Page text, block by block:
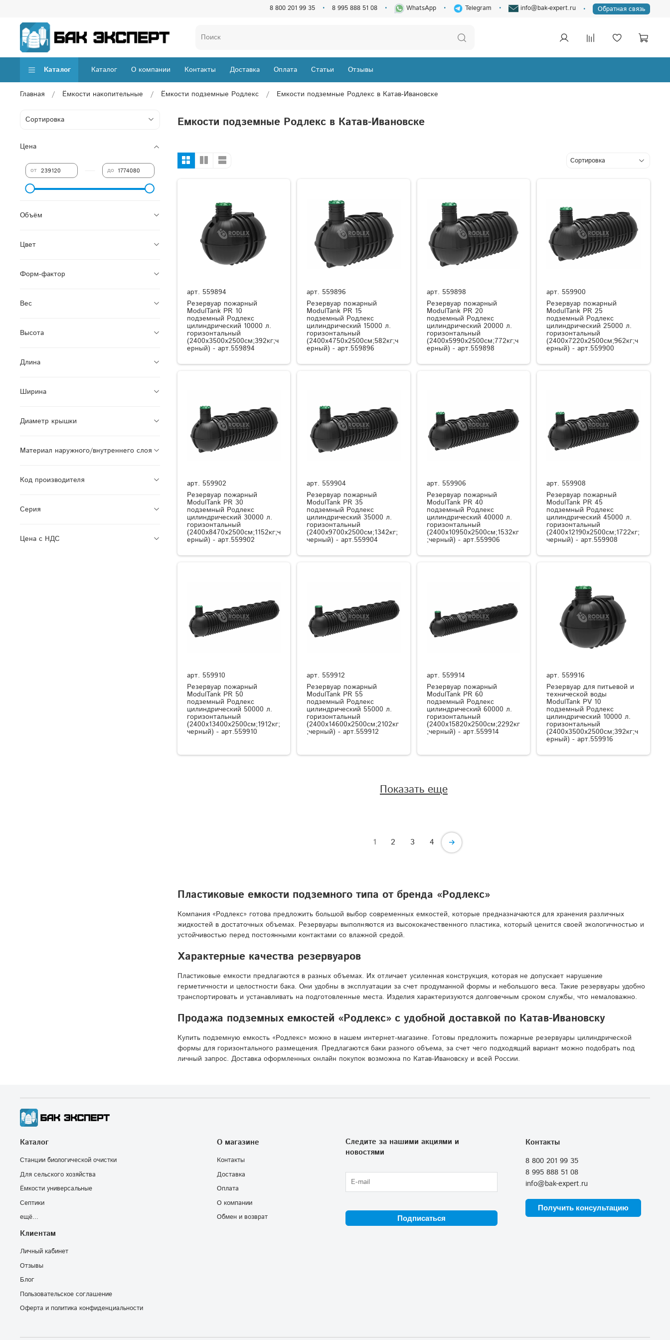
8 800 201 99 35 8 995 888 51 08 WhatsApp Telegram info@bak-expert.ru Обратная связь
Каталог Каталог О компании Контакты Доставка Оплата Статьи Отзывы
Главная Ёмкости накопительные Ёмкости подземные Родлекс Емкости подземные Родлекс в Катав-Ивановске
Емкости подземные Родлекс в Катав-Ивановске
арт. 559894
Резервуар пожарный
ModulTank PR 10
подземный Родлекс
цилиндрический 10000 л.
горизонтальный
(2400x3500x2500см;392кг;ч
ерный) - арт.559894
арт. 559896
Резервуар пожарный
ModulTank PR 15
подземный Родлекс
цилиндрический 15000 л.
горизонтальный
(2400x4750x2500см;582кг;ч
ерный) - арт.559896
арт. 559898
Резервуар пожарный
ModulTank PR 20
подземный Родлекс
цилиндрический 20000 л.
горизонтальный
(2400x5990x2500см;772кг;ч
ерный) - арт.559898
арт. 559900
Резервуар пожарный
ModulTank PR 25
подземный Родлекс
цилиндрический 25000 л.
горизонтальный
(2400x7220x2500см;962кг;ч
ерный) - арт.559900
арт. 559902
Резервуар пожарный
ModulTank PR 30
подземный Родлекс
цилиндрический 30000 л.
горизонтальный
(2400x8470x2500см;1152кг;ч
ерный) - арт.559902
арт. 559904
Резервуар пожарный
ModulTank PR 35
подземный Родлекс
цилиндрический 35000 л.
горизонтальный
(2400x9700x2500см;1342кг;
черный) - арт.559904
арт. 559906
Резервуар пожарный
ModulTank PR 40
подземный Родлекс
цилиндрический 40000 л.
горизонтальный
(2400x10950x2500см;1532кг
;черный) - арт.559906
арт. 559908
Резервуар пожарный
ModulTank PR 45
подземный Родлекс
цилиндрический 45000 л.
горизонтальный
(2400x12190x2500см;1722кг;
черный) - арт.559908
арт. 559910
Резервуар пожарный
ModulTank PR 50
подземный Родлекс
цилиндрический 50000 л.
горизонтальный
(2400x13400x2500см;1912кг;
черный) - арт.559910
арт. 559912
Резервуар пожарный
ModulTank PR 55
подземный Родлекс
цилиндрический 55000 л.
горизонтальный
(2400x14600x2500см;2102кг
;черный) - арт.559912
арт. 559914
Резервуар пожарный
ModulTank PR 60
подземный Родлекс
цилиндрический 60000 л.
горизонтальный
(2400x15820x2500см;2292кг
;черный) - арт.559914
арт. 559916
Резервуар для питьевой и
технической воды
ModulTank PV 10
подземный Родлекс
цилиндрический 10000 л.
горизонтальный
(2400x3500x2500см;392кг;ч
ерный) - арт.559916
Показать еще
1 2 3 4
Пластиковые емкости подземного типа от бренда «Родлекс»
Компания «Родлекс» готова предложить большой выбор современных емкостей, которые предназначаются для хранения различных
жидкостей в достаточных объемах. Резервуары выполняются из высококачественного пластика, который ценится своей экологичностью и
устойчивостью перед постоянными контактами со влажной средой.
Характерные качества резервуаров
Пластиковые емкости предлагаются в разных объемах. Их отличает усиленная конструкция, которая не допускает нарушение
герметичности и целостности бака. Они удобны в эксплуатации за счет продуманной формы и небольшого веса. Такие резервуары удобно
транспортировать и устанавливать на подготовленные места. Изделия характеризуются долговечным сроком службы, что немаловажно.
Продажа подземных емкостей «Родлекс» с удобной доставкой по Катав-Ивановску
Купить подземную емкость «Родлекс» можно в нашем интернет-магазине. Готовы предложить пожарные резервуары цилиндрической
формы для горизонтального размещения. Предлагаются баки разного объема, за счет чего подходящий вариант можно подобрать под
личный запрос. Доставка оформленных онлайн покупок возможна по Катав-Ивановску и всей России.
Цена
от до
Объём
Цвет
Форм-фактор
Вес
Высота
Длина
Ширина
Диаметр крышки
Материал наружного/внутреннего слоя
Код производителя
Серия
Цена с НДС
Каталог
Станции биологической очистки
Для сельского хозяйства
Ёмкости универсальные
Септики
ещё...
О магазине
Контакты
Доставка
Оплата
О компании
Обмен и возврат
Клиентам
Личный кабинет
Отзывы
Блог
Пользовательское соглашение
Оферта и политика конфиденциальности
Контакты
8 800 201 99 35
8 995 888 51 08
info@bak-expert.ru
Получить консультацию
Следите за нашими акциями и
новостями
Подписаться